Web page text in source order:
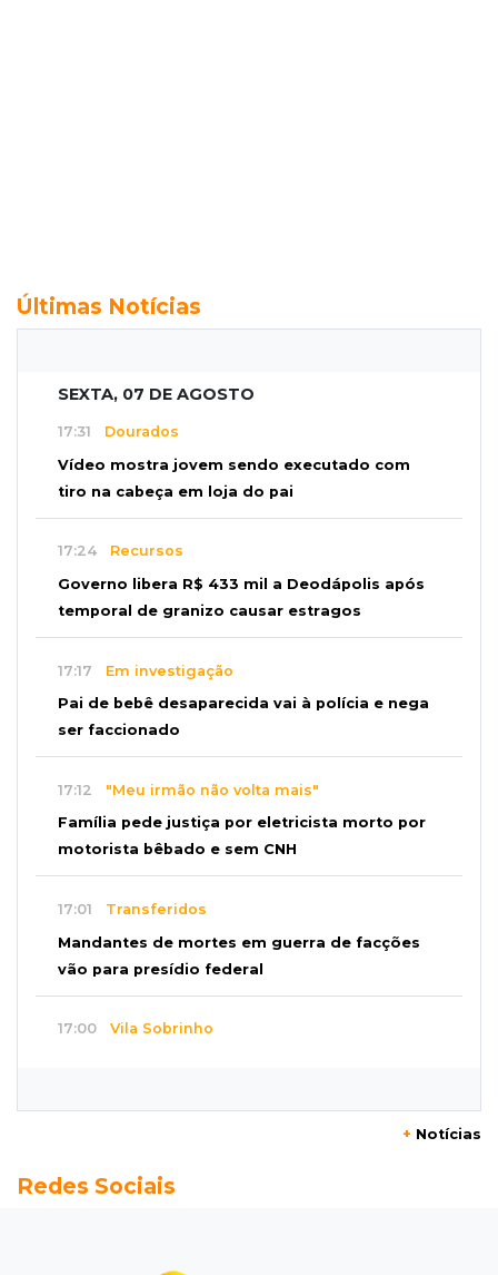
Últimas Notícias
SEXTA, 07 DE AGOSTO
17:31 Dourados
Vídeo mostra jovem sendo executado com
tiro na cabeça em loja do pai
17:24 Recursos
Governo libera R$ 433 mil a Deodápolis após
temporal de granizo causar estragos
17:17 Em investigação
Pai de bebê desaparecida vai à polícia e nega
ser faccionado
17:12 "Meu irmão não volta mais"
Família pede justiça por eletricista morto por
motorista bêbado e sem CNH
17:01 Transferidos
Mandantes de mortes em guerra de facções
vão para presídio federal
17:00 Vila Sobrinho
Pet shop é recorrente na venda de cães "fake"
Adoção especial
+ Notícias
Redes Sociais